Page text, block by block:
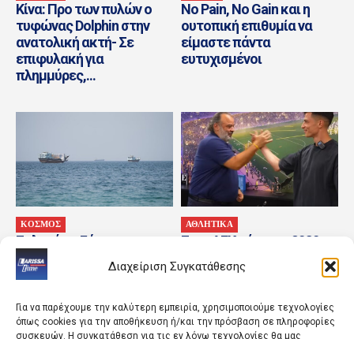
Διαχείριση Συγκατάθεσης
Για να παρέχουμε την καλύτερη εμπειρία, χρησιμοποιούμε τεχνολογίες
όπως cookies για την αποθήκευση ή/και την πρόσβαση σε πληροφορίες
συσκευών. Η συγκατάθεση για τις εν λόγω τεχνολογίες θα μας
Κίνα: Προ των πυλών ο
τυφώνας Dolphin στην
ανατολική ακτή- Σε
επιφυλακή για
πλημμύρες,...
No Pain, No Gain και η
ουτοπική επιθυμία να
είμαστε πάντα
ευτυχισμένοι
ΚΟΣΜΟΣ
Σκληρό παζάρι για τα
Στενά του Ορμούζ – Τι
ζητά το Ιράν από τον...
ΑΘΛΗΤΙΚΑ
Στην AEK μέχρι το 2030 ο
Σταύρος Πήλιος